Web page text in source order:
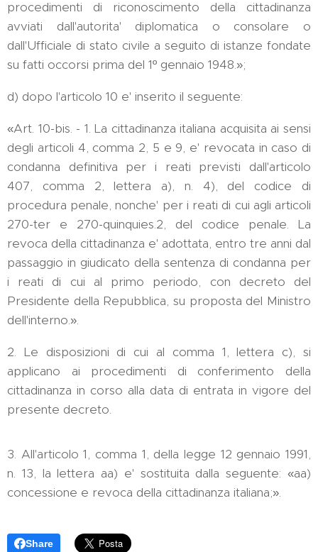
procedimenti di riconoscimento della cittadinanza
avviati dall'autorita' diplomatica o consolare o
dall'Ufficiale di stato civile a seguito di istanze fondate
su fatti occorsi prima del 1º gennaio 1948.»;
d) dopo l'articolo 10 e' inserito il seguente:
«Art. 10-bis. - 1. La cittadinanza italiana acquisita ai sensi
degli articoli 4, comma 2, 5 e 9, e' revocata in caso di
condanna definitiva per i reati previsti dall'articolo
407, comma 2, lettera a), n. 4), del codice di
procedura penale, nonche' per i reati di cui agli articoli
270-ter e 270-quinquies.2, del codice penale. La
revoca della cittadinanza e' adottata, entro tre anni dal
passaggio in giudicato della sentenza di condanna per
i reati di cui al primo periodo, con decreto del
Presidente della Repubblica, su proposta del Ministro
dell'interno.».
2. Le disposizioni di cui al comma 1, lettera c), si
applicano ai procedimenti di conferimento della
cittadinanza in corso alla data di entrata in vigore del
presente decreto.
3. All'articolo 1, comma 1, della legge 12 gennaio 1991,
n. 13, la lettera aa) e' sostituita dalla seguente: «aa)
concessione e revoca della cittadinanza italiana;».
Share